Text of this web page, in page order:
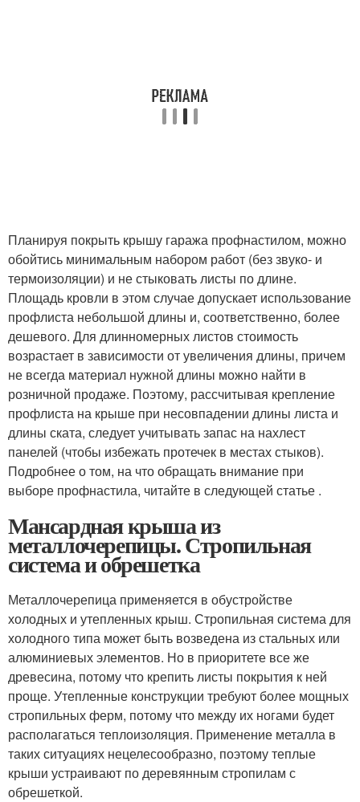
Планируя покрыть крышу гаража профнастилом, можно
обойтись минимальным набором работ (без звуко- и
термоизоляции) и не стыковать листы по длине.
Площадь кровли в этом случае допускает использование
профлиста небольшой длины и, соответственно, более
дешевого. Для длинномерных листов стоимость
возрастает в зависимости от увеличения длины, причем
не всегда материал нужной длины можно найти в
розничной продаже. Поэтому, рассчитывая крепление
профлиста на крыше при несовпадении длины листа и
длины ската, следует учитывать запас на нахлест
панелей (чтобы избежать протечек в местах стыков).
Подробнее о том, на что обращать внимание при
выборе профнастила, читайте в следующей статье .
Мансардная крыша из
металлочерепицы. Стропильная
система и обрешетка
Металлочерепица применяется в обустройстве
холодных и утепленных крыш. Стропильная система для
холодного типа может быть возведена из стальных или
алюминиевых элементов. Но в приоритете все же
древесина, потому что крепить листы покрытия к ней
проще. Утепленные конструкции требуют более мощных
стропильных ферм, потому что между их ногами будет
располагаться теплоизоляция. Применение металла в
таких ситуациях нецелесообразно, поэтому теплые
крыши устраивают по деревянным стропилам с
обрешеткой.